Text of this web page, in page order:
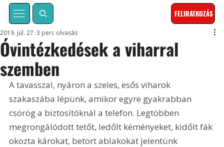
FELIRATKOZÁS
Óvintézkedések a viharral
szemben
2019. júl. 27. 3 perc olvasás
A tavasszal, nyáron a szeles, esős viharok
szakaszába lépünk, amikor egyre gyakrabban
csörög a biztosítóknál a telefon. Legtöbben
megrongálódott tetőt, ledőlt kéményeket, kidőlt fák
okozta károkat, betört ablakokat jelentünk